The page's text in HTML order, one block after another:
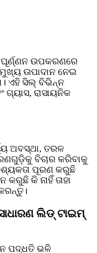
ଉପକରଣରେ
ଉପାଦାନ ନେଇ
ଏହି ସିଲ୍ ବିଭିନ୍ନ
ରାସାୟନିକ
ଅବସ୍ଥା, ତରଳ
ବିଚାର କରିବାକୁ
ପୂରଣ କରୁଛି
କି ନାହିଁ ତାହା
ଲିଡ୍ ଟାଇମ୍
ପଦ୍ଧତି ଭଳି